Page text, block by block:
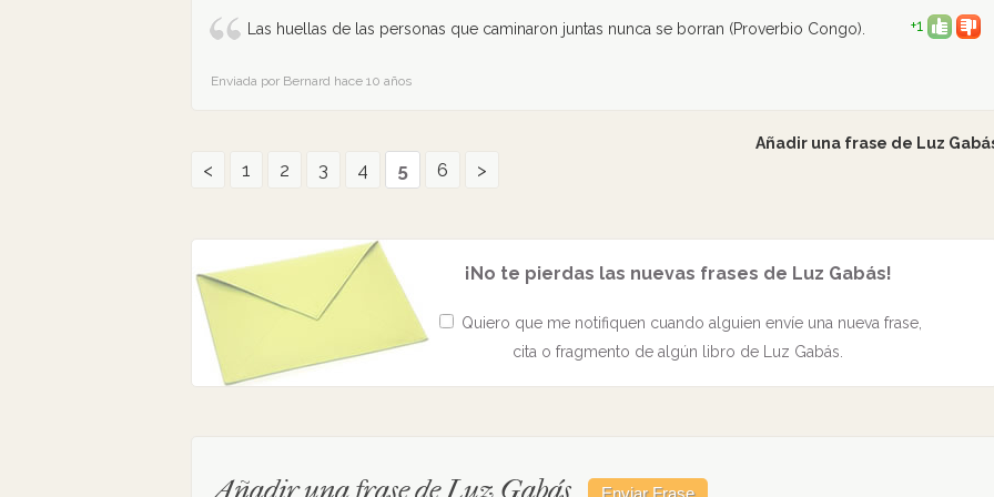
Las huellas de las personas que caminaron juntas nunca se borran (Proverbio Congo). +1
Enviada por Bernard hace 10 años
Añadir una frase de Luz
< 1 2 3 4 5 6 >
¡No te pierdas las nuevas frases de Luz Gabás!
Quiero que me notifiquen cuando alguien envíe una nueva frase,
cita o fragmento de algún libro de Luz Gabás.
Añadir una frase de Luz Gabás